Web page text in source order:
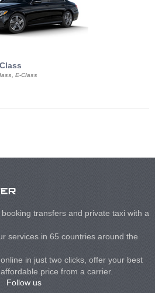
E-Class
transfers and private taxi with a
services in 65 countries around the
in just two clicks, offer your best
price from a carrier.
Follow us